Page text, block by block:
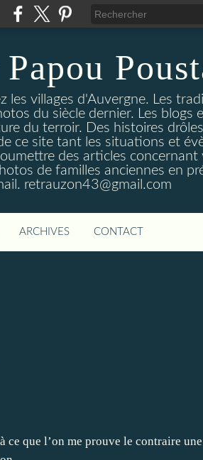
les villages d'Auvergne. Les
du siècle dernier. Les blogs
du terroir. Des histoires
ce site tant les situations et
des articles concernant
de familles anciennes en
retrauzon43@gmail.com
ARCHIVES CONTACT